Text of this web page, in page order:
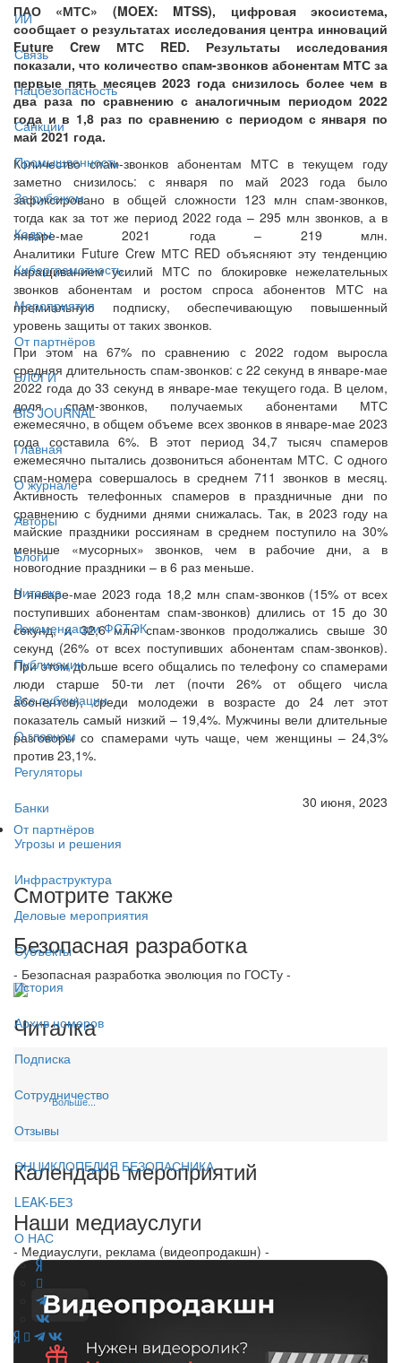
ИИ
Связь
Нацбезопасность
Санкции
Промышленность
За рубежом
Кадры
Киберграмотность
Мероприятия
От партнёров
БЛОГИ
BIS JOURNAL
Главная
О журнале
Авторы
Блоги
Читалка
Рекомендации ФСТЭК
Публикации
Все публикации
О главном
Регуляторы
Банки
Угрозы и решения
Инфраструктура
Деловые мероприятия
Субъекты
История
Архив номеров
Подписка
Сотрудничество
Отзывы
ЭНЦИКЛОПЕДИЯ БЕЗОПАСНИКА
LEAK-БЕЗ
О НАС
ПАО «МТС» (MOEX: MTSS), цифровая экосистема,
сообщает о результатах исследования центра инноваций
Future Crew МТС RED. Результаты исследования
показали, что количество спам-звонков абонентам МТС за
первые пять месяцев 2023 года снизилось более чем в
два раза по сравнению с аналогичным периодом 2022
года и в 1,8 раз по сравнению с периодом с января по
май 2021 года.
Количество спам-звонков абонентам МТС в текущем году
заметно снизилось: с января по май 2023 года было
зафиксировано в общей сложности 123 млн спам-звонков,
тогда как за тот же период 2022 года – 295 млн звонков, а в
январе-мае 2021 года – 219 млн.
Аналитики Future Crew МТС RED объясняют эту тенденцию
наращиванием усилий МТС по блокировке нежелательных
звонков абонентам и ростом спроса абонентов МТС на
премиальную подписку, обеспечивающую повышенный
уровень защиты от таких звонков.
При этом на 67% по сравнению с 2022 годом выросла
средняя длительность спам-звонков: с 22 секунд в январе-мае
2022 года до 33 секунд в январе-мае текущего года. В целом,
доля спам-звонков, получаемых абонентами МТС
ежемесячно, в общем объеме всех звонков в январе-мае 2023
года составила 6%. В этот период 34,7 тысяч спамеров
ежемесячно пытались дозвониться абонентам МТС. С одного
спам-номера совершалось в среднем 711 звонков в месяц.
Активность телефонных спамеров в праздничные дни по
сравнению с будними днями снижалась. Так, в 2023 году на
майские праздники россиянам в среднем поступило на 30%
меньше «мусорных» звонков, чем в рабочие дни, а в
новогодние праздники – в 6 раз меньше.
В январе-мае 2023 года 18,2 млн спам-звонков (15% от всех
поступивших абонентам спам-звонков) длились от 15 до 30
секунд, и 32,6 млн спам-звонков продолжались свыше 30
секунд (26% от всех поступивших абонентам спам-звонков).
При этом дольше всего общались по телефону со спамерами
люди старше 50-ти лет (почти 26% от общего числа
абонентов), среди молодежи в возрасте до 24 лет этот
показатель самый низкий – 19,4%. Мужчины вели длительные
разговоры со спамерами чуть чаще, чем женщины – 24,3%
против 23,1%.
30 июня, 2023
От партнёров
Смотрите также
Безопасная разработка
- Безопасная разработка эволюция по ГОСТу -
Читалка
Больше...
Календарь мероприятий
Наши медиауслуги
- Медиауслуги, реклама (видеопродакшн) -